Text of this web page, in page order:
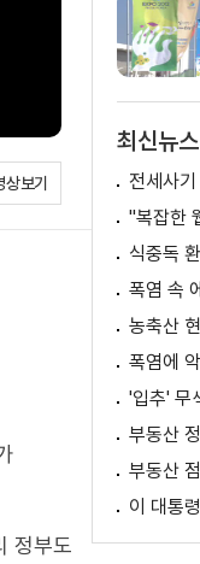
보기
정부도
최신뉴스